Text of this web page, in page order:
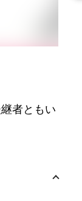
者ともい